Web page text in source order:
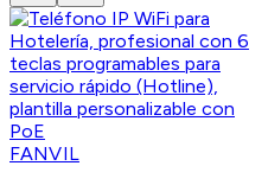
FANVIL